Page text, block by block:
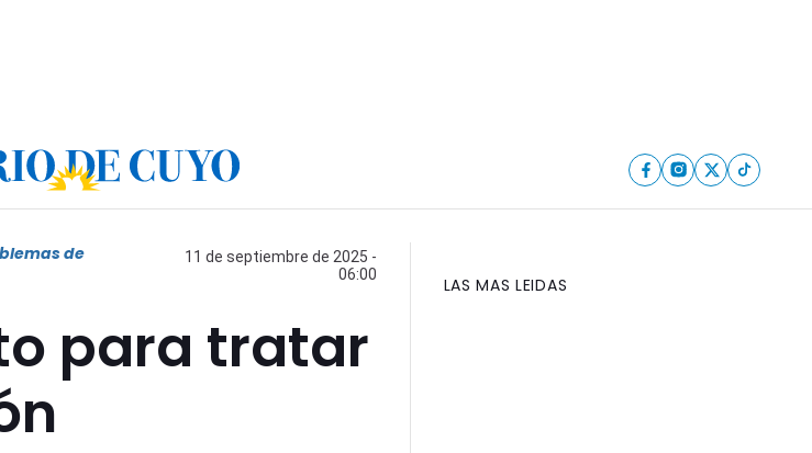
de
11 de septiembre de 2025 -
06:00
para tratar
LAS MAS LEIDAS